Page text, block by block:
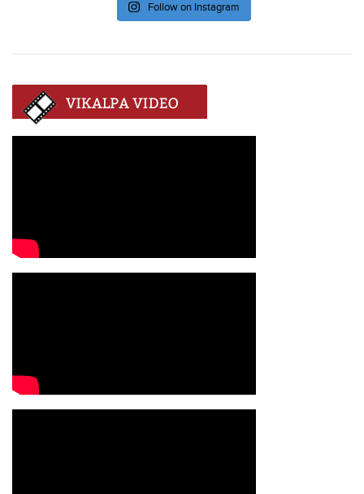
Follow on Instagram